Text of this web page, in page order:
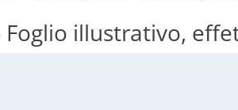
Foglio illustrativo,